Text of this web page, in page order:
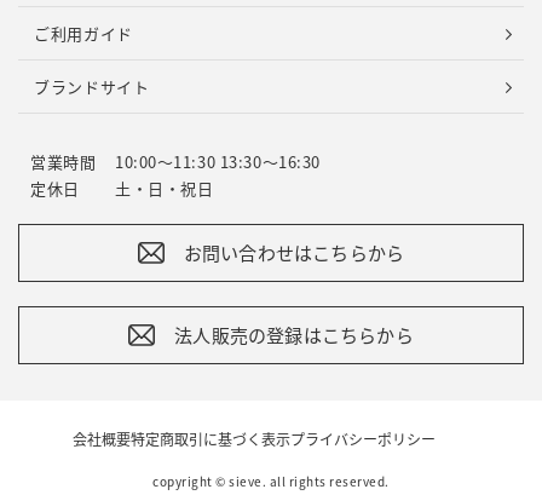
ご利用ガイド
ブランドサイト
営業時間
10:00～11:30 13:30～16:30
定休日
土・日・祝日
お問い合わせはこちらから
法人販売の登録はこちらから
会社概要特定商取引に基づく表示プライバシーポリシー
copyright © sieve. all rights reserved.